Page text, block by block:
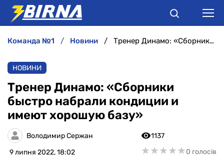
АНАЛІТИКА
ІНТЕРВ'Ю
РІЗНЕ
команда №1 новини Тренер Динамо: «Сборники быстро набрали кондиции и имеют хорошую базу»
НОВИНИ
Тренер Динамо: «Сборники
быстро набрали кондиции и
имеют хорошую базу»
Володимир Сержан
9 липня 2022, 18:02
1137
★★★★★
★★★★★0 голосів